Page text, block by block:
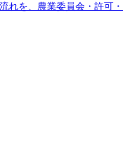
れを、農業委員会・許可・